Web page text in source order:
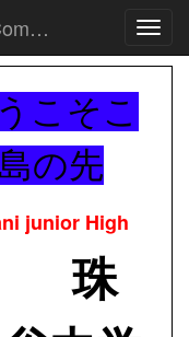
珠洲市立大谷中学校～Net Commons～
こそこ
の先
junior High
珠